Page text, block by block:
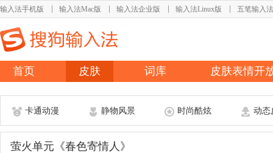
输入法手机版 输入法Mac版 输入法企业版 输入法Linux版 五笔输入法
首页 皮肤 词库 皮肤表情开
卡通动漫 静物风景 时尚酷炫 动态
萤火单元《春色寄情人》